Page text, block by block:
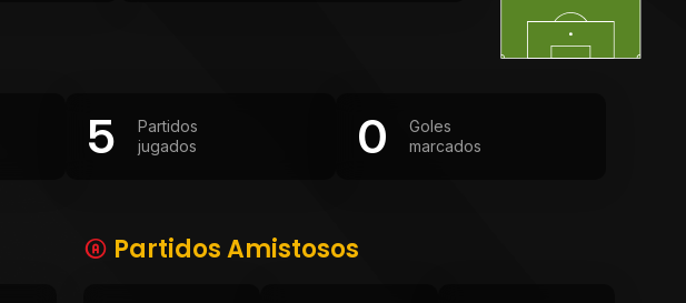
5
Partidos
jugados
0
Goles
marcados
Partidos Amistosos